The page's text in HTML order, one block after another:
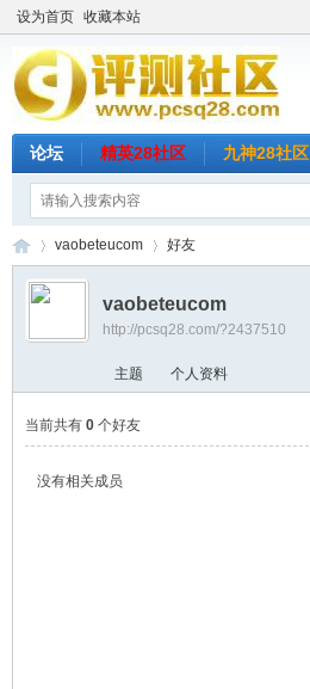
设为首页 收藏本站
论坛 精英28社区 九神28社区
›
vaobeteucom 好友
vaobeteucom
http://pcsq28.com/?2437510
主题 个人资料
当前共有 0 个好友
没有相关成员